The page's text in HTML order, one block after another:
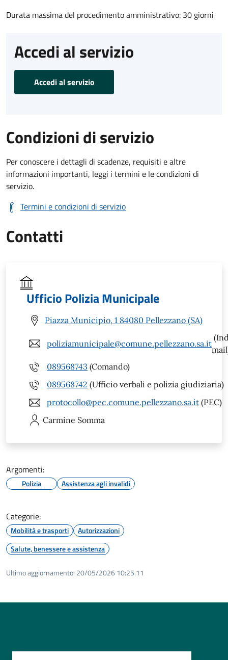
Durata massima del procedimento amministrativo: 30 giorni
Accedi al servizio
Accedi al servizio
Condizioni di servizio
Per conoscere i dettagli di scadenze, requisiti e altre
informazioni importanti, leggi i termini e le condizioni di
servizio.
Termini e condizioni di servizio
Contatti
Ufficio Polizia Municipale
Piazza Municipio, 1 84080 Pellezzano (SA)
poliziamunicipale@comune.pellezzano.sa.it
089568743 (Comando)
089568742 (Ufficio verbali e polizia giudiziaria)
protocollo@pec.comune.pellezzano.sa.it (PEC)
Carmine Somma
Argomenti:
Polizia Assistenza agli invalidi
Categorie:
Mobilità e trasporti
Autorizzazioni
Salute, benessere e assistenza
Ultimo aggiornamento: 20/05/2026 10:25.11